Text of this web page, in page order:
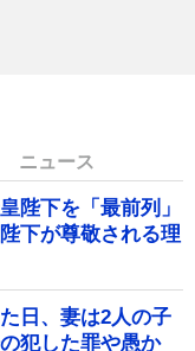
ニュース
陛下を「最前列」
下が尊敬される理
日、妻は2人の子
犯した罪や愚か